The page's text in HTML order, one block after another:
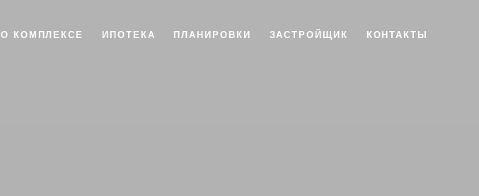
О КОМПЛЕКСЕ ИПОТЕКА ПЛАНИРОВКИ ЗАСТРОЙЩИК КОНТАКТЫ